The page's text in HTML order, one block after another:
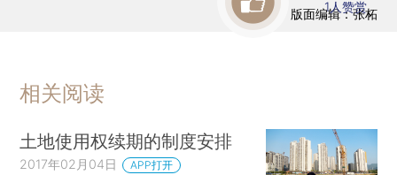
版面编辑：张柘
1人赞赏
相关阅读
土地使用权续期的制度安排
2017年02月04日 APP打开